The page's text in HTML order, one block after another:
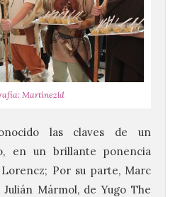
Martínezld
las claves de un
en un brillante ponencia
Por su parte, Marc
Mármol, de Yugo The